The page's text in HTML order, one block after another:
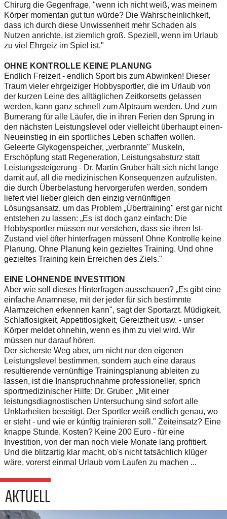
Chirurg die Gegenfrage, "wenn ich nicht weiß, was meinem
Körper momentan gut tun würde? Die Wahrscheinlichkeit,
dass ich durch diese Unwissenheit mehr Schaden als
Nutzen anrichte, ist ziemlich groß. Speziell, wenn im Urlaub
zu viel Ehrgeiz im Spiel ist."
OHNE KONTROLLE KEINE PLANUNG
Endlich Freizeit - endlich Sport bis zum Abwinken! Dieser
Traum vieler ehrgeiziger Hobbysportler, die im Urlaub von
der kurzen Leine des alltäglichen Zeitkorsetts gelassen
werden, kann ganz schnell zum Alptraum werden. Und zum
Bumerang für alle Läufer, die in ihren Ferien den Sprung in
den nächsten Leistungslevel oder vielleicht überhaupt einen­
Neueinstieg in ein sportliches Leben schaffen wollen.
Geleerte Glykogenspeicher, „verbrannte" Muskeln,
Erschöpfung statt Regeneration, Leistungsabsturz statt
Leistungssteigerung - Dr. Martin Gruber hält sich nicht lange
damit auf, all die medizinischen Konsequenzen aufzulisten,
die durch Überbelastung hervorgerufen werden, sondern
liefert viel lieber gleich den einzig vernünftigen
Lösungsansatz, um das Problem „Übertraining" erst gar nicht
entstehen zu lassen: „Es ist doch ganz einfach: Die
Hobbysportler müssen nur verstehen, dass sie ihren Ist-
Zustand viel öfter hinterfragen müssen! Ohne Kontrolle keine
Planung. Ohne Planung kein gezieltes Training. Und ohne
gezieltes Training kein Erreichen des Ziels."
EINE LOHNENDE INVESTITION
Aber wie soll dieses Hinterfragen ausschauen? „Es gibt eine
einfache Anamnese, mit der jeder für sich bestimmte
Alarmzeichen erkennen kann", sagt der Sportarzt. Müdigkeit,
Schlaflosigkeit, Appetitlosigkeit, Gereiztheit usw. - unser
Körper meldet ohnehin, wenn es ihm zu viel wird. Wir
müssen nur darauf hören.
Der sicherste Weg aber, um nicht nur den eigenen
Leistungslevel bestimmen, sondern auch eine daraus
resultierende vernünftige Trainingsplanung ableiten zu
lassen, ist die Inanspruchnahme professioneller, sprich
sportmedizinischer Hilfe: Dr. Gruber: „Mit einer
leistungsdiagnostischen Untersuchung sind sofort alle
Unklarheiten beseitigt. Der Sportler weiß endlich genau, wo
er steht - und wie er künftig trainieren soll." Zeiteinsatz? Eine
knappe Stunde. Kosten? Keine 200 Euro - für eine
Investition, von der man noch viele Monate lang profitiert.
Und die blitzartig klar macht, ob's nicht tatsächlich klüger
wäre, vorerst einmal Urlaub vom Laufen zu machen ...
AKTUELL